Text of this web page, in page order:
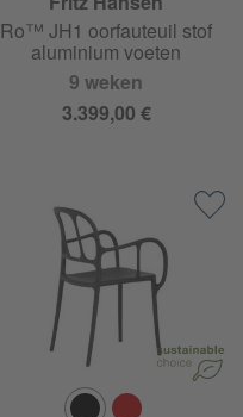
Ro™ JH1 oorfauteuil stof
aluminium voeten
9 weken
3.399,00 €